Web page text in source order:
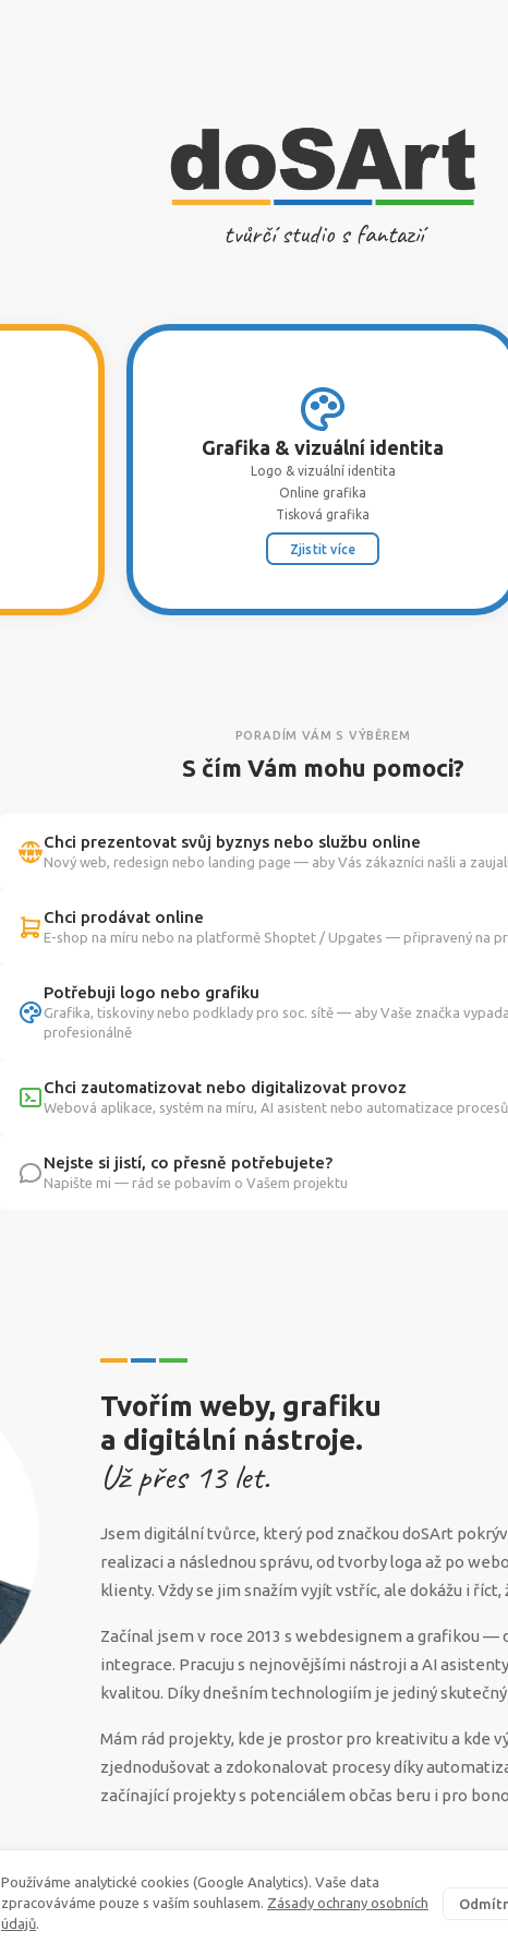
tvůrčí studio s fantazií
Grafika & vizuální identita
Logo & vizuální identita
Online grafika
Tisková grafika
Zjistit více
PORADÍM VÁM S VÝBĚREM
S čím Vám mohu pomoci?
Chci prezentovat svůj byznys nebo službu online
Nový web, redesign nebo landing page — aby Vás zákazníci našli a
Chci prodávat online
E-shop na míru nebo na platformě Shoptet / Upgates — připravený na
Potřebuji logo nebo grafiku
Grafika, tiskoviny nebo podklady pro soc. sítě — aby Vaše značka
profesionálně
Chci zautomatizovat nebo digitalizovat provoz
Webová aplikace, systém na míru, AI asistent nebo automatizace procesů
Nejste si jistí, co přesně potřebujete?
Napište mi — rád se pobavím o Vašem projektu
Tvořím weby, grafiku
a digitální nástroje.
Už přes 13let.
Jsem digitální tvůrce, který pod značkou doSArt
realizaci a následnou správu, od tvorby loga až po
klienty. Vždy se jim snažím vyjít vstříc, ale dokážu i
Začínal jsem v roce 2013 s webdesignem a grafikou
integrace. Pracuju s nejnovějšími nástroji a AI
kvalitou. Díky dnešním technologiím je jediný
Mám rád projekty, kde je prostor pro kreativitu a kde
zjednodušovat a zdokonalovat procesy díky
začínající projekty s potenciálem občas beru i pro
Používáme analytické cookies (Google Analytics). Vaše data
zpracováváme pouze s vaším souhlasem. Zásady ochrany osobních
údajů.